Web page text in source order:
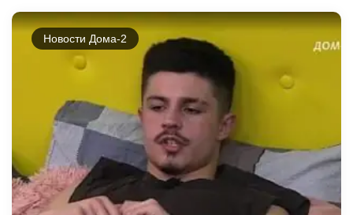
Новости Дома-2